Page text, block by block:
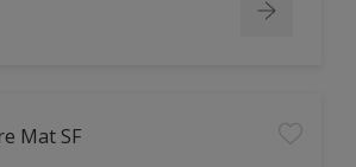
Mat SF